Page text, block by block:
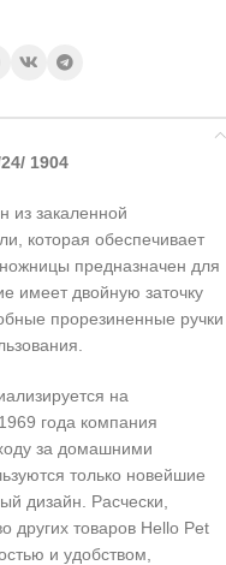
1904
из закаленной
которая обеспечивает
предназначен для
имеет двойную заточку
прорезиненные ручки
на
года компания
за домашними
только новейшие
дизайн. Расчески,
товаров Hello Pet
и удобством,